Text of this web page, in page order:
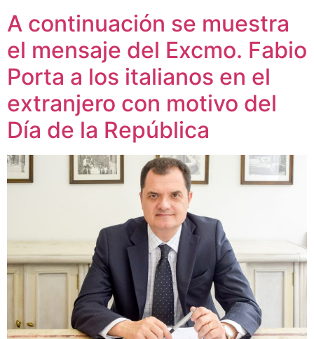
A continuación se muestra
el mensaje del Excmo. Fabio
Porta a los italianos en el
extranjero con motivo del
Día de la República